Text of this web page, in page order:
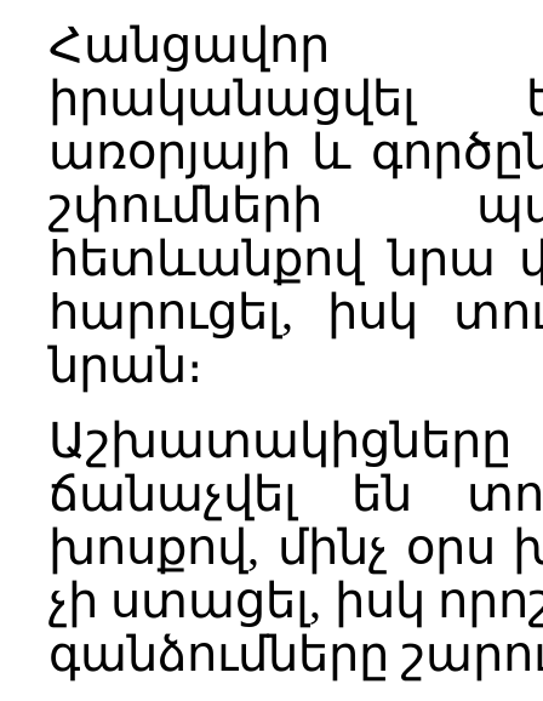
Հանցավոր
իրականացվել
առօրյայի և
շփումների
հետևանքով նրա
հարուցել, իսկ
նրան։
ճանաչվել են
խոսքով, մինչ օրս
չի ստացել, իսկ
գանձումները